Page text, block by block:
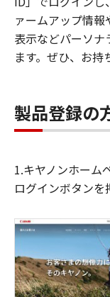
ァームアップ情
表示などパーソ
ます。ぜひ、お持
製品登録の
1.キヤノンホーム
ログインボタン